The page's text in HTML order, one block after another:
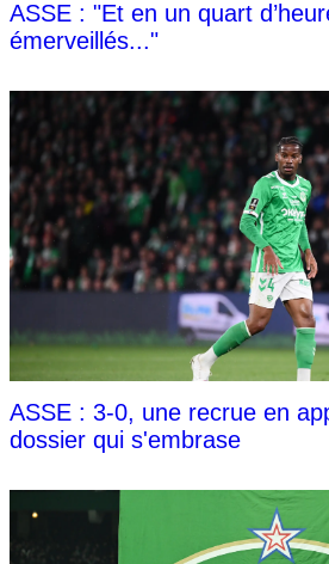
ASSE : "Et en un quart
émerveillés..."
ASSE : 3-0, une recrue en
dossier qui s'embrase